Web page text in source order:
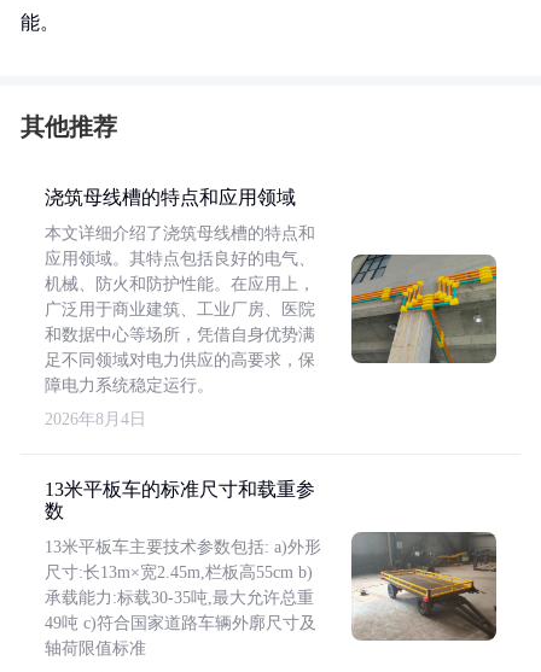
能。
其他推荐
浇筑母线槽的特点和应用领域
本文详细介绍了浇筑母线槽的特点和
应用领域。其特点包括良好的电气、
机械、防火和防护性能。在应用上，
广泛用于商业建筑、工业厂房、医院
和数据中心等场所，凭借自身优势满
足不同领域对电力供应的高要求，保
障电力系统稳定运行。
2026年8月4日
13米平板车的标准尺寸和载重参
数
13米平板车主要技术参数包括: a)外形
尺寸:长13m×宽2.45m,栏板高55cm b)
承载能力:标载30-35吨,最大允许总重
49吨 c)符合国家道路车辆外廓尺寸及
轴荷限值标准